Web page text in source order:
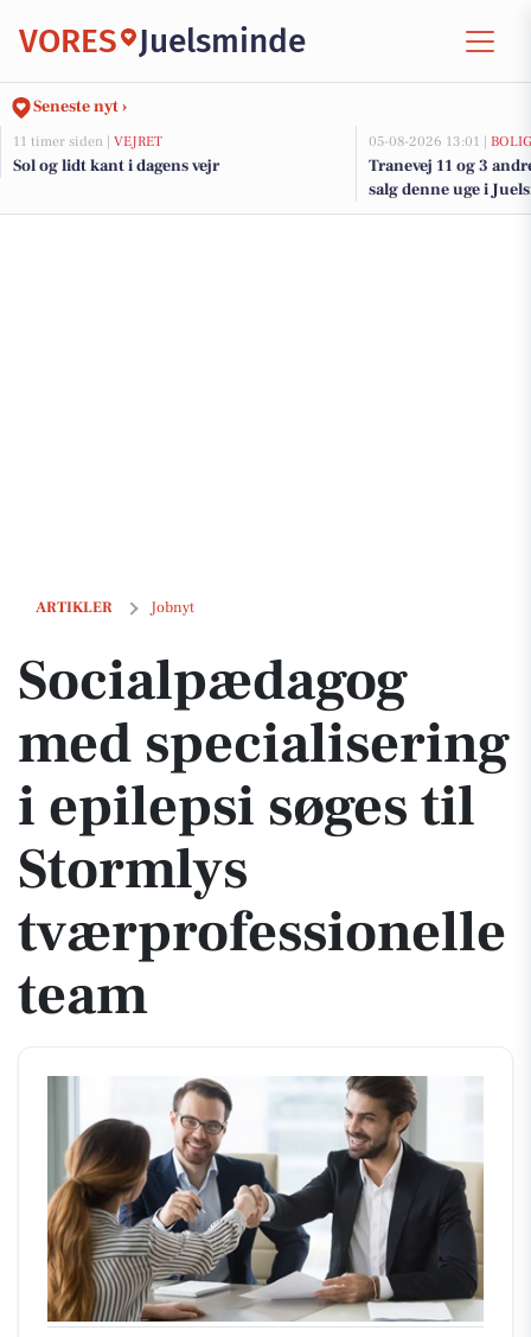
VORES Juelsminde
Seneste nyt ›
11 timer siden | VEJRET
Sol og lidt kant i dagens vejr
05-08-2026 13:01 |
Tranevej 11 og 3
salg denne uge i
her.
ARTIKLER Jobnyt
Socialpædagog med specialisering i epilepsi søges til Stormlys
Socialpædagog
med specialisering
i epilepsi søges til
Stormlys
tværprofessionelle
team